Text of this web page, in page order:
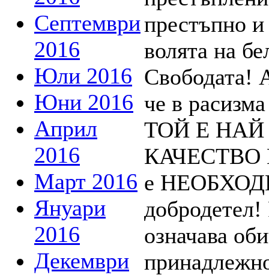
Септември
2016
Юли 2016
Юни 2016
Април
2016
Март 2016
Януари
2016
Декември